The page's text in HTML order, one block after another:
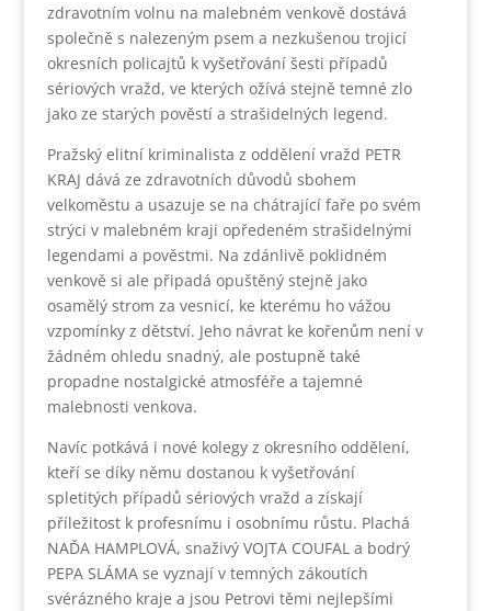
zdravotním volnu na malebném venkově dostává
společně s nalezeným psem a nezkušenou trojicí
okresních policajtů k vyšetřování šesti případů
sériových vražd, ve kterých ožívá stejně temné zlo
jako ze starých pověstí a strašidelných legend.
Pražský elitní kriminalista z oddělení vražd PETR
KRAJ dává ze zdravotních důvodů sbohem
velkoměstu a usazuje se na chátrající faře po svém
strýci v malebném kraji opředeném strašidelnými
legendami a pověstmi. Na zdánlivě poklidném
venkově si ale připadá opuštěný stejně jako
osamělý strom za vesnicí, ke kterému ho vážou
vzpomínky z dětství. Jeho návrat ke kořenům není v
žádném ohledu snadný, ale postupně také
propadne nostalgické atmosféře a tajemné
malebnosti venkova.
Navíc potkává i nové kolegy z okresního oddělení,
kteří se díky němu dostanou k vyšetřování
spletitých případů sériových vražd a získají
příležitost k profesnímu i osobnímu růstu. Plachá
NAĎA HAMPLOVÁ, snaživý VOJTA COUFAL a bodrý
PEPA SLÁMA se vyznají v temných zákoutích
svérázného kraje a jsou Petrovi těmi nejlepšími